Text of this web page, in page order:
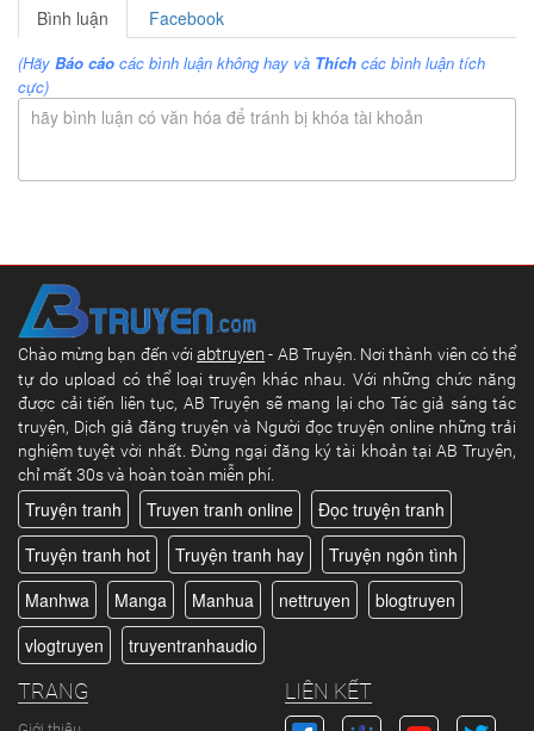
Bình luận
Facebook
(Hãy Báo cáo các bình luận không hay và Thích các bình luận tích
cực)
hãy bình luận có văn hóa để tránh bị khóa tài khoản
Chào mừng bạn đến vớiabtruyen- AB Truyện. Nơi thành viên có thể
tự do upload có thể loại truyện khác nhau. Với những chức năng
được cải tiến liên tục, AB Truyện sẽ mang lại cho Tác giả sáng tác
truyện, Dịch giả đăng truyện và Người đọc truyện online những trải
nghiệm tuyệt vời nhất. Đừng ngại đăng ký tài khoản tại AB Truyện,
chỉ mất 30s và hoàn toàn miễn phí.
Truyện tranh Truyen tranh online
Đọc truyện tranh
Truyện tranh hot
Truyện tranh hay
Truyện ngôn tình
Manhwa
Manga Manhua nettruyen
blogtruyen
vlogtruyen
truyentranhaudio
TRANG LIÊN KẾT